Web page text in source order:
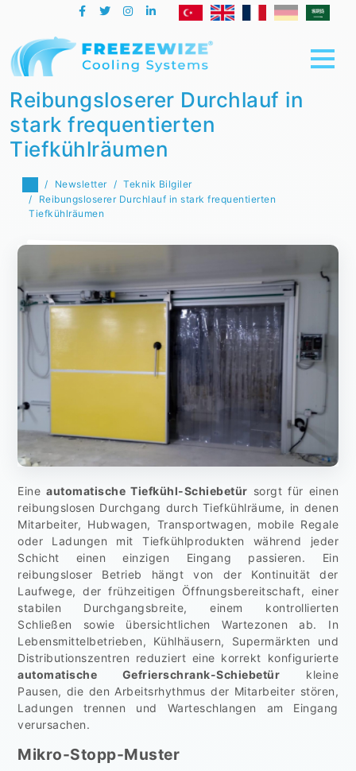
Reibungsloserer Durchlauf in
stark frequentierten
Tiefkühlräumen
Newsletter
Teknik Bilgiler
Reibungsloserer Durchlauf in stark frequentierten
Tiefkühlräumen
Eine automatische Tiefkühl-Schiebetür sorgt für einen
reibungslosen Durchgang durch Tiefkühlräume, in denen
Mitarbeiter, Hubwagen, Transportwagen, mobile Regale
oder Ladungen mit Tiefkühlprodukten während jeder
Schicht einen einzigen Eingang passieren. Ein
reibungsloser Betrieb hängt von der Kontinuität der
Laufwege, der frühzeitigen Öffnungsbereitschaft, einer
stabilen Durchgangsbreite, einem kontrollierten
Schließen sowie übersichtlichen Wartezonen ab. In
Lebensmittelbetrieben, Kühlhäusern, Supermärkten und
Distributionszentren reduziert eine korrekt konfigurierte
automatische Gefrierschrank-Schiebetür kleine
Pausen, die den Arbeitsrhythmus der Mitarbeiter stören,
Ladungen trennen und Warteschlangen am Eingang
verursachen.
Mikro-Stopp-Muster